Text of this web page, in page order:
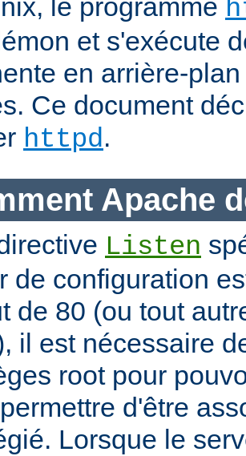
le programme
et s'exécute
en arrière-
Ce document
httpd.
Apache
Listen
de configuration
de 80 (ou tout
il est nécessaire
root pour
d'être
Lorsque le